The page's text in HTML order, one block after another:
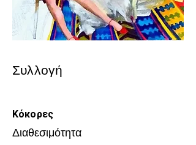
Συλλογή
Κόκορες
Διαθεσιμότητα